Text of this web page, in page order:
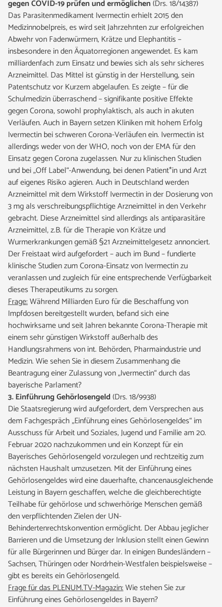
gegen COVID-19 prüfen und ermöglichen(Drs. 18/14387)
Das Parasitenmedikament Ivermectin erhielt 2015 den
Medizinnobelpreis, es wird seit Jahrzehnten zur erfolgreichen
Abwehr von Fadenwürmern, Krätze und Elephantitis –
insbesondere in den Äquatorregionen angewendet. Es kam
milliardenfach zum Einsatz und bewies sich als sehr sicheres
Arzneimittel. Das Mittel ist günstig in der Herstellung, sein
Patentschutz vor Kurzem abgelaufen. Es zeigte – für die
Schulmedizin überraschend – signifikante positive Effekte
gegen Corona, sowohl prophylaktisch, als auch in akuten
Verläufen. Auch in Bayern setzen Kliniken mit hohem Erfolg
Ivermectin bei schweren Corona-Verläufen ein. Ivermectin ist
allerdings weder von der WHO, noch von der EMA für den
Einsatz gegen Corona zugelassen. Nur zu klinischen Studien
und bei „Off Label“-Anwendung, bei denen Patient*in und Arzt
auf eigenes Risiko agieren. Auch in Deutschland werden
Arzneimittel mit dem Wirkstoff Ivermectin in der Dosierung von
3 mg als verschreibungspflichtige Arzneimittel in den Verkehr
gebracht. Diese Arzneimittel sind allerdings als antiparasitäre
Arzneimittel, z.B. für die Therapie von Krätze und
Wurmerkrankungen gemäß §21 Arzneimittelgesetz annonciert.
Der Freistaat wird aufgefordert – auch im Bund – fundierte
klinische Studien zum Corona-Einsatz von Ivermectin zu
veranlassen und zugleich für eine entsprechende Verfügbarkeit
dieses Therapeutikums zu sorgen.
Frage:Während Milliarden Euro für die Beschaffung von
Impfdosen bereitgestellt wurden, befand sich eine
hochwirksame und seit Jahren bekannte Corona-Therapie mit
einem sehr günstigen Wirkstoff außerhalb des
Handlungsrahmens von int. Behörden, Pharmaindustrie und
Medizin. Wie sehen Sie in diesem Zusammenhang die
Beantragung einer Zulassung von „Ivermectin“ durch das
bayerische Parlament?
3. Einführung Gehörlosengeld(Drs. 18/9938)
Die Staatsregierung wird aufgefordert, dem Versprechen aus
dem Fachgespräch „Einführung eines Gehörlosengeldes“ im
Ausschuss für Arbeit und Soziales, Jugend und Familie am 20.
Februar 2020 nachzukommen und ein Konzept für ein
Bayerisches Gehörlosengeld vorzulegen und rechtzeitig zum
nächsten Haushalt umzusetzen. Mit der Einführung eines
Gehörlosengeldes wird eine dauerhafte, chancenausgleichende
Leistung in Bayern geschaffen, welche die gleichberechtigte
Teilhabe für gehörlose und schwerhörige Menschen gemäß
den verpflichtenden Zielen der UN-
Behindertenrechtskonvention ermöglicht. Der Abbau jeglicher
Barrieren und die Umsetzung der Inklusion stellt einen Gewinn
für alle Bürgerinnen und Bürger dar. In einigen Bundesländern –
Sachsen, Thüringen oder Nordrhein-Westfalen beispielsweise –
gibt es bereits ein Gehörlosengeld.
Frage für das PLENUM.TV-Magazin:Wie stehen Sie zur
Einführung eines Gehörlosengeldes in Bayern?